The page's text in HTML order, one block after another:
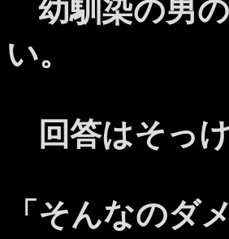
幼馴染の男
い。
回答はそっ
「そんなのダ